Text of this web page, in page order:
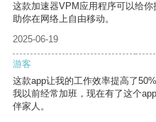
这款加速器VPM应用程序可以给
助你在网络上自由移动。
2025-06-19
游客
这款app让我的工作效率提高了
我以前经常加班，现在有了这个
伴家人。